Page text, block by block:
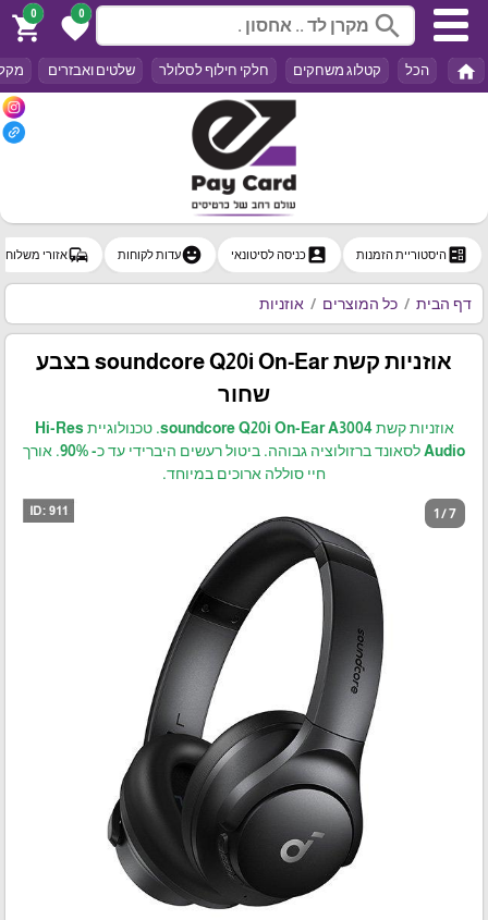
search
0
favorite
0
shopping_cart
home הכל קטלוג משחקים חלקי חילוף לסלולר שלטים ואבזרים
ballot היסטוריית הזמנות account_boxכניסה לסיטונאי emoji_emotionsעדות לקוחות commuteאזורי משלוח
דף הבית כל המוצרים אוזניות
אוזניות קשת soundcore Q20i On-Ear בצבע
שחור
אוזניות קשת soundcore Q20i On-Ear A3004. טכנולוגיית Hi-Res
Audio לסאונד ברזולוציה גבוהה. ביטול רעשים היברידי עד כ- 90%. אורך
חיי סוללה ארוכים במיוחד.
1 / 7